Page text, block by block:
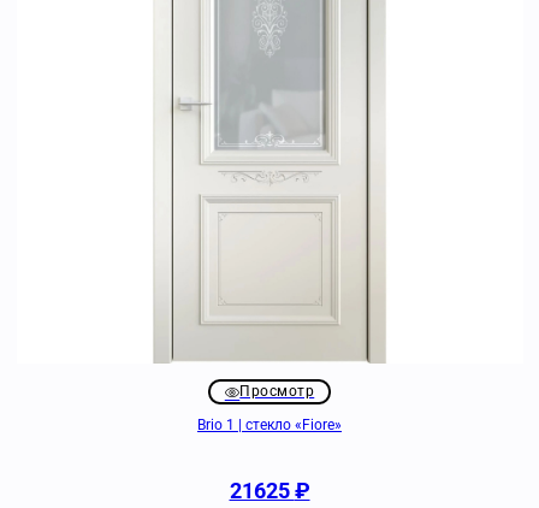
Просмотр
Brio 1 | стекло «Fiore»
21625₽